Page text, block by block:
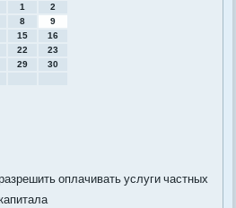
1
2
8
9
15
16
22
23
29
30
оплачивать услуги частных